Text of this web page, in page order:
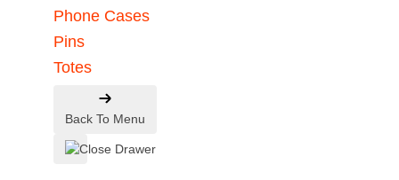
Phone Cases
Pins
Totes
Back To Menu